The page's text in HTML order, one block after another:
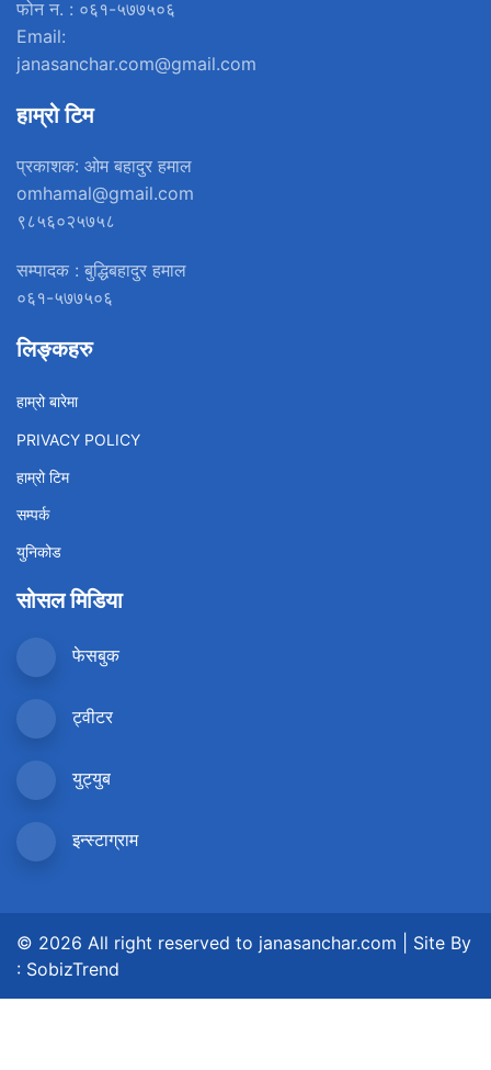
फोन न. : ०६१-५७७५०६
Email:
janasanchar.com@gmail.com
हाम्रो टिम
प्रकाशक: ओम बहादुर हमाल
omhamal@gmail.com
९८५६०२५७५८
सम्पादक : बुद्धिबहादुर हमाल
०६१-५७७५०६
लिङ्कहरु
हाम्रो बारेमा
PRIVACY POLICY
हाम्रो टिम
सम्पर्क
युनिकोड
सोसल मिडिया
फेसबुक
ट्वीटर
युट्युब
इन्स्टाग्राम
© 2026 All right reserved to janasanchar.com | Site By
: SobizTrend